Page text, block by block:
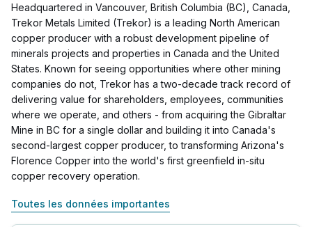
Headquartered in Vancouver, British Columbia (BC), Canada,
Trekor Metals Limited (Trekor) is a leading North American
copper producer with a robust development pipeline of
minerals projects and properties in Canada and the United
States. Known for seeing opportunities where other mining
companies do not, Trekor has a two-decade track record of
delivering value for shareholders, employees, communities
where we operate, and others - from acquiring the Gibraltar
Mine in BC for a single dollar and building it into Canada's
second-largest copper producer, to transforming Arizona's
Florence Copper into the world's first greenfield in-situ
copper recovery operation.
Toutes les données importantes